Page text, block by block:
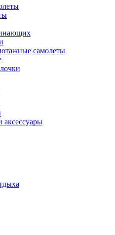
самолеты
аксессуары